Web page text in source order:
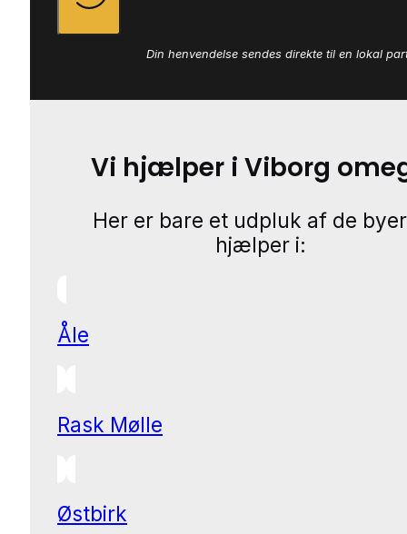
Din henvendelse sendes direkte til en lokal
Vi hjælper i Viborg
Her er bare et udpluk af de
hjælper i:
Åle
Rask Mølle
Østbirk